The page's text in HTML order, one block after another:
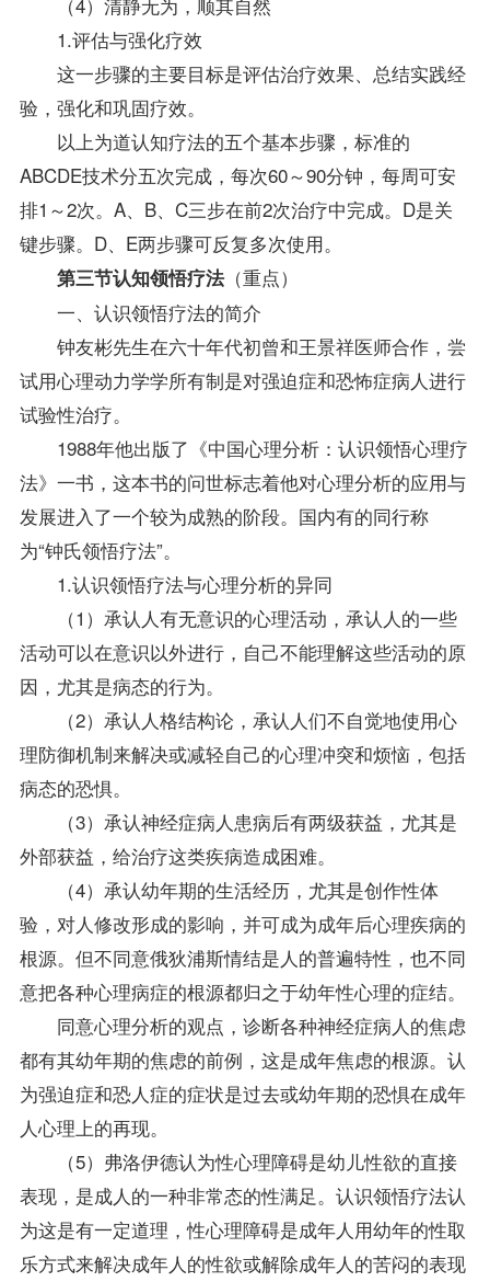
1.评估与强化疗效
这一步骤的主要目标是评估治疗效果、总结实践经
验，强化和巩固疗效。
以上为道认知疗法的五个基本步骤，标准的
ABCDE技术分五次完成，每次60～90分钟，每周可安
排1～2次。A、B、C三步在前2次治疗中完成。D是关
键步骤。D、E两步骤可反复多次使用。
第三节认知领悟疗法（重点）
一、认识领悟疗法的简介
钟友彬先生在六十年代初曾和王景祥医师合作，尝
试用心理动力学学所有制是对强迫症和恐怖症病人进行
试验性治疗。
1988年他出版了《中国心理分析：认识领悟心理疗
法》一书，这本书的问世标志着他对心理分析的应用与
发展进入了一个较为成熟的阶段。国内有的同行称
为“钟氏领悟疗法”。
1.认识领悟疗法与心理分析的异同
（1）承认人有无意识的心理活动，承认人的一些
活动可以在意识以外进行，自己不能理解这些活动的原
因，尤其是病态的行为。
（2）承认人格结构论，承认人们不自觉地使用心
理防御机制来解决或减轻自己的心理冲突和烦恼，包括
病态的恐惧。
（3）承认神经症病人患病后有两级获益，尤其是
外部获益，给治疗这类疾病造成困难。
（4）承认幼年期的生活经历，尤其是创作性体
验，对人修改形成的影响，并可成为成年后心理疾病的
根源。但不同意俄狄浦斯情结是人的普遍特性，也不同
意把各种心理病症的根源都归之于幼年性心理的症结。
同意心理分析的观点，诊断各种神经症病人的焦虑
都有其幼年期的焦虑的前例，这是成年焦虑的根源。认
为强迫症和恐人症的症状是过去或幼年期的恐惧在成年
人心理上的再现。
（5）弗洛伊德认为性心理障碍是幼儿性欲的直接
表现，是成人的一种非常态的性满足。认识领悟疗法认
为这是有一定道理，性心理障碍是成年人用幼年的性取
乐方式来解决成年人的性欲或解除成年人的苦闷的表现